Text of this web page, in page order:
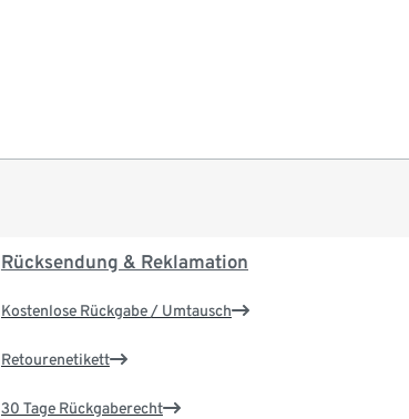
Rücksendung & Reklamation
Kostenlose Rückgabe / Umtausch
Retourenetikett
30 Tage Rückgaberecht